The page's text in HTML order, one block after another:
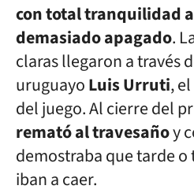
con total tranquilidad
demasiado apagado.
claras llegaron a través
uruguayoLuis Urruti,
del juego. Al cierre del
remató al travesañoy
demostraba que tarde
iban a caer.